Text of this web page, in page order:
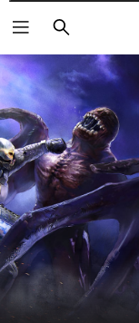
Поиск